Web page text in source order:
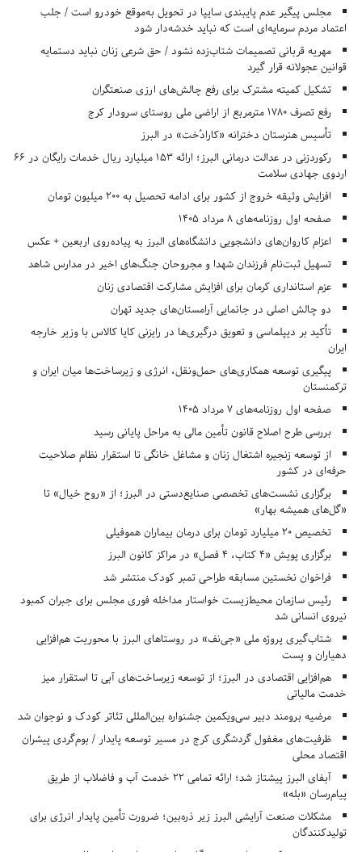
مجلس پیگیر عدم پایبندی سایپا در تحویل به‌موقع خودرو است / جلب
اعتماد مردم سرمایه‌ای است که نباید خدشه‌دار شود
مهریه قربانی تصمیمات شتاب‌زده نشود / حق شرعی زنان نباید دستمایه
قوانین عجولانه قرار گیرد
تشکیل کمیته مشترک برای رفع چالش‌های ارزی صنعتگران
رفع تصرف ۱۷۸۰ مترمربع از اراضی ملی روستای سرودار کرج
تأسیس هنرستان دخترانه «کارادُخت» در البرز
رکوردزنی در عدالت درمانی البرز؛ ارائه ۱۵۳ میلیارد ریال خدمات رایگان در ۶۶
اردوی جهادی سلامت
افزایش وثیقه خروج از کشور برای ادامه تحصیل به ۲۰۰ میلیون تومان
صفحه اول روزنامه‌های 8 مرداد 1405
اعزام کاروان‌های دانشجویی دانشگاه‌های البرز به پیاده‌روی اربعین + عکس
تسهیل ثبت‌نام فرزندان شهدا و مجروحان جنگ‌های اخیر در مدارس شاهد
عزم استانداری کرمان برای افزایش مشارکت اقتصادی زنان
دو چالش اصلی در جانمایی آرامستان‌های جدید تهران
تأکید بر دیپلماسی و تعویق درگیری‌ها در رایزنی کایا کالاس با وزیر خارجه
ایران
پیگیری توسعه همکاری‌های حمل‌ونقل، انرژی و زیرساخت‌ها میان ایران و
ترکمنستان
صفحه اول روزنامه‌های 7 مرداد 1405
بررسی طرح اصلاح قانون تأمین مالی به مراحل پایانی رسید
از توسعه زنجیره اشتغال زنان و مشاغل خانگی تا استقرار نظام صلاحیت
حرفه‌ای در کشور
برگزاری نشست‌های تخصصی صنایع‌دستی در البرز؛ از «روح خیال» تا
«گل‌های همیشه بهار»
تخصیص ۲۰ میلیارد تومان برای درمان بیماران هموفیلی
برگزاری پویش «۴ کتاب، ۴ فصل» در مراکز کانون البرز
فراخوان نخستین مسابقه طراحی تمبر کودک منتشر شد
رئیس سازمان محیط‌زیست خواستار مداخله فوری مجلس برای جبران کمبود
نیروی انسانی شد
شتاب‌گیری پروژه ملی «جی‌نف» در روستاهای البرز با محوریت هم‌افزایی
دهیاران و پست
هم‌افزایی اقتصادی در البرز؛ از توسعه زیرساخت‌های آبی تا استقرار میز
خدمت مالیاتی
مرضیه برومند دبیر سی‌ویکمین جشنواره بین‌المللی تئاتر کودک و نوجوان شد
ظرفیت‌های مغفول گردشگری کرج در مسیر توسعه پایدار / بوم‌گردی پیشران
اقتصاد محلی
آبفای البرز پیشتاز شد؛ ارائه تمامی ۲۲ خدمت آب و فاضلاب از طریق
پیام‌رسان «بله»
مشکلات صنعت آرایشی البرز زیر ذره‌بین؛ ضرورت تأمین پایدار انرژی برای
تولیدکنندگان